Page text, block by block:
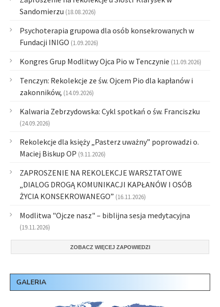
Sandomierzu (18.08.2026)
Psychoterapia grupowa dla osób konsekrowanych w
Fundacji INIGO (1.09.2026)
Kongres Grup Modlitwy Ojca Pio w Tenczynie (11.09.2026)
Tenczyn: Rekolekcje ze św. Ojcem Pio dla kapłanów i
zakonników, (14.09.2026)
Kalwaria Zebrzydowska: Cykl spotkań o św. Franciszku
(24.09.2026)
Rekolekcje dla księży „Pasterz uważny” poprowadzi o.
Maciej Biskup OP (9.11.2026)
ZAPROSZENIE NA REKOLEKCJE WARSZTATOWE
„DIALOG DROGĄ KOMUNIKACJI KAPŁANÓW I OSÓB
ŻYCIA KONSEKROWANEGO” (16.11.2026)
Modlitwa "Ojcze nasz" – biblijna sesja medytacyjna
(19.11.2026)
ZOBACZ WIĘCEJ ZAPOWIEDZI
GALERIA